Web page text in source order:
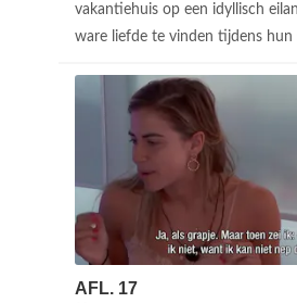
vakantiehuis op een idyllisch
ware liefde te vinden tijdens hun
AFL. 17